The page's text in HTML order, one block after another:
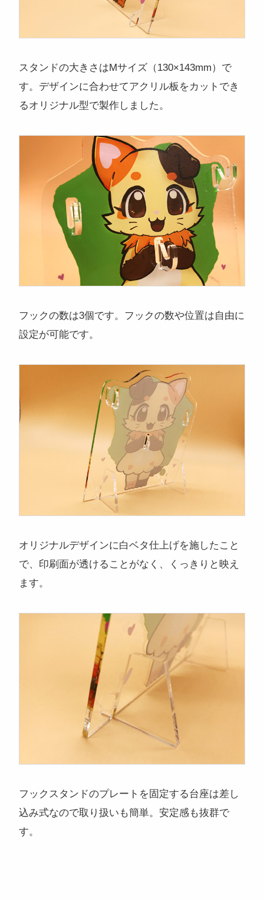
スタンドの大きさはMサイズ（130×143mm）で
す。デザインに合わせてアクリル板をカットでき
るオリジナル型で製作しました。
フックの数は3個です。フックの数や位置は自由に
設定が可能です。
オリジナルデザインに白ベタ仕上げを施したこと
で、印刷面が透けることがなく、くっきりと映え
ます。
フックスタンドのプレートを固定する台座は差し
込み式なので取り扱いも簡単。安定感も抜群で
す。